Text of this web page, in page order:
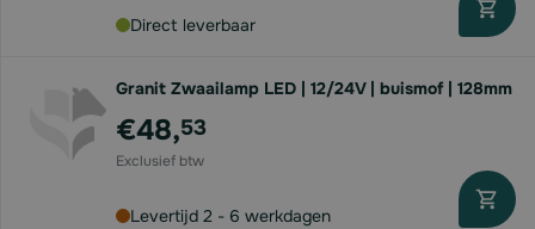
Direct leverbaar
Granit Zwaailamp LED | 12/24V | buismof | 128mm
€48,53
Levertijd 2 - 6 werkdagen